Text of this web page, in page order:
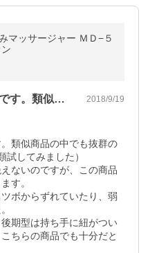
マッサージャー ＭＤ−５
商品自体の評価は『良い』です。類似商品… 2018/9/19
類似商品の中でも抜群の
してみました）
ないのですが、この商品
す。
ボからずれていたり、弱
期型は持ち手に紐がつい
ちらの商品でも十分だと